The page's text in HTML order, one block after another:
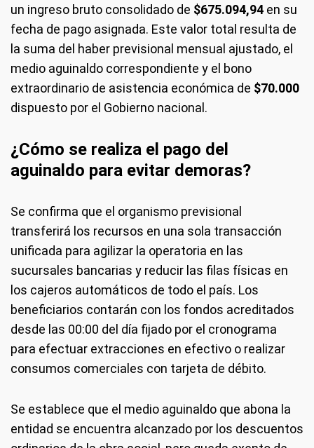
un ingreso bruto consolidado de $675.094,94 en su
fecha de pago asignada. Este valor total resulta de
la suma del haber previsional mensual ajustado, el
medio aguinaldo correspondiente y el bono
extraordinario de asistencia económica de $70.000
dispuesto por el Gobierno nacional.
¿Cómo se realiza el pago del
aguinaldo para evitar demoras?
Se confirma que el organismo previsional
transferirá los recursos en una sola transacción
unificada para agilizar la operatoria en las
sucursales bancarias y reducir las filas físicas en
los cajeros automáticos de todo el país. Los
beneficiarios contarán con los fondos acreditados
desde las 00:00 del día fijado por el cronograma
para efectuar extracciones en efectivo o realizar
consumos comerciales con tarjeta de débito.
Se establece que el medio aguinaldo que abona la
entidad se encuentra alcanzado por los descuentos